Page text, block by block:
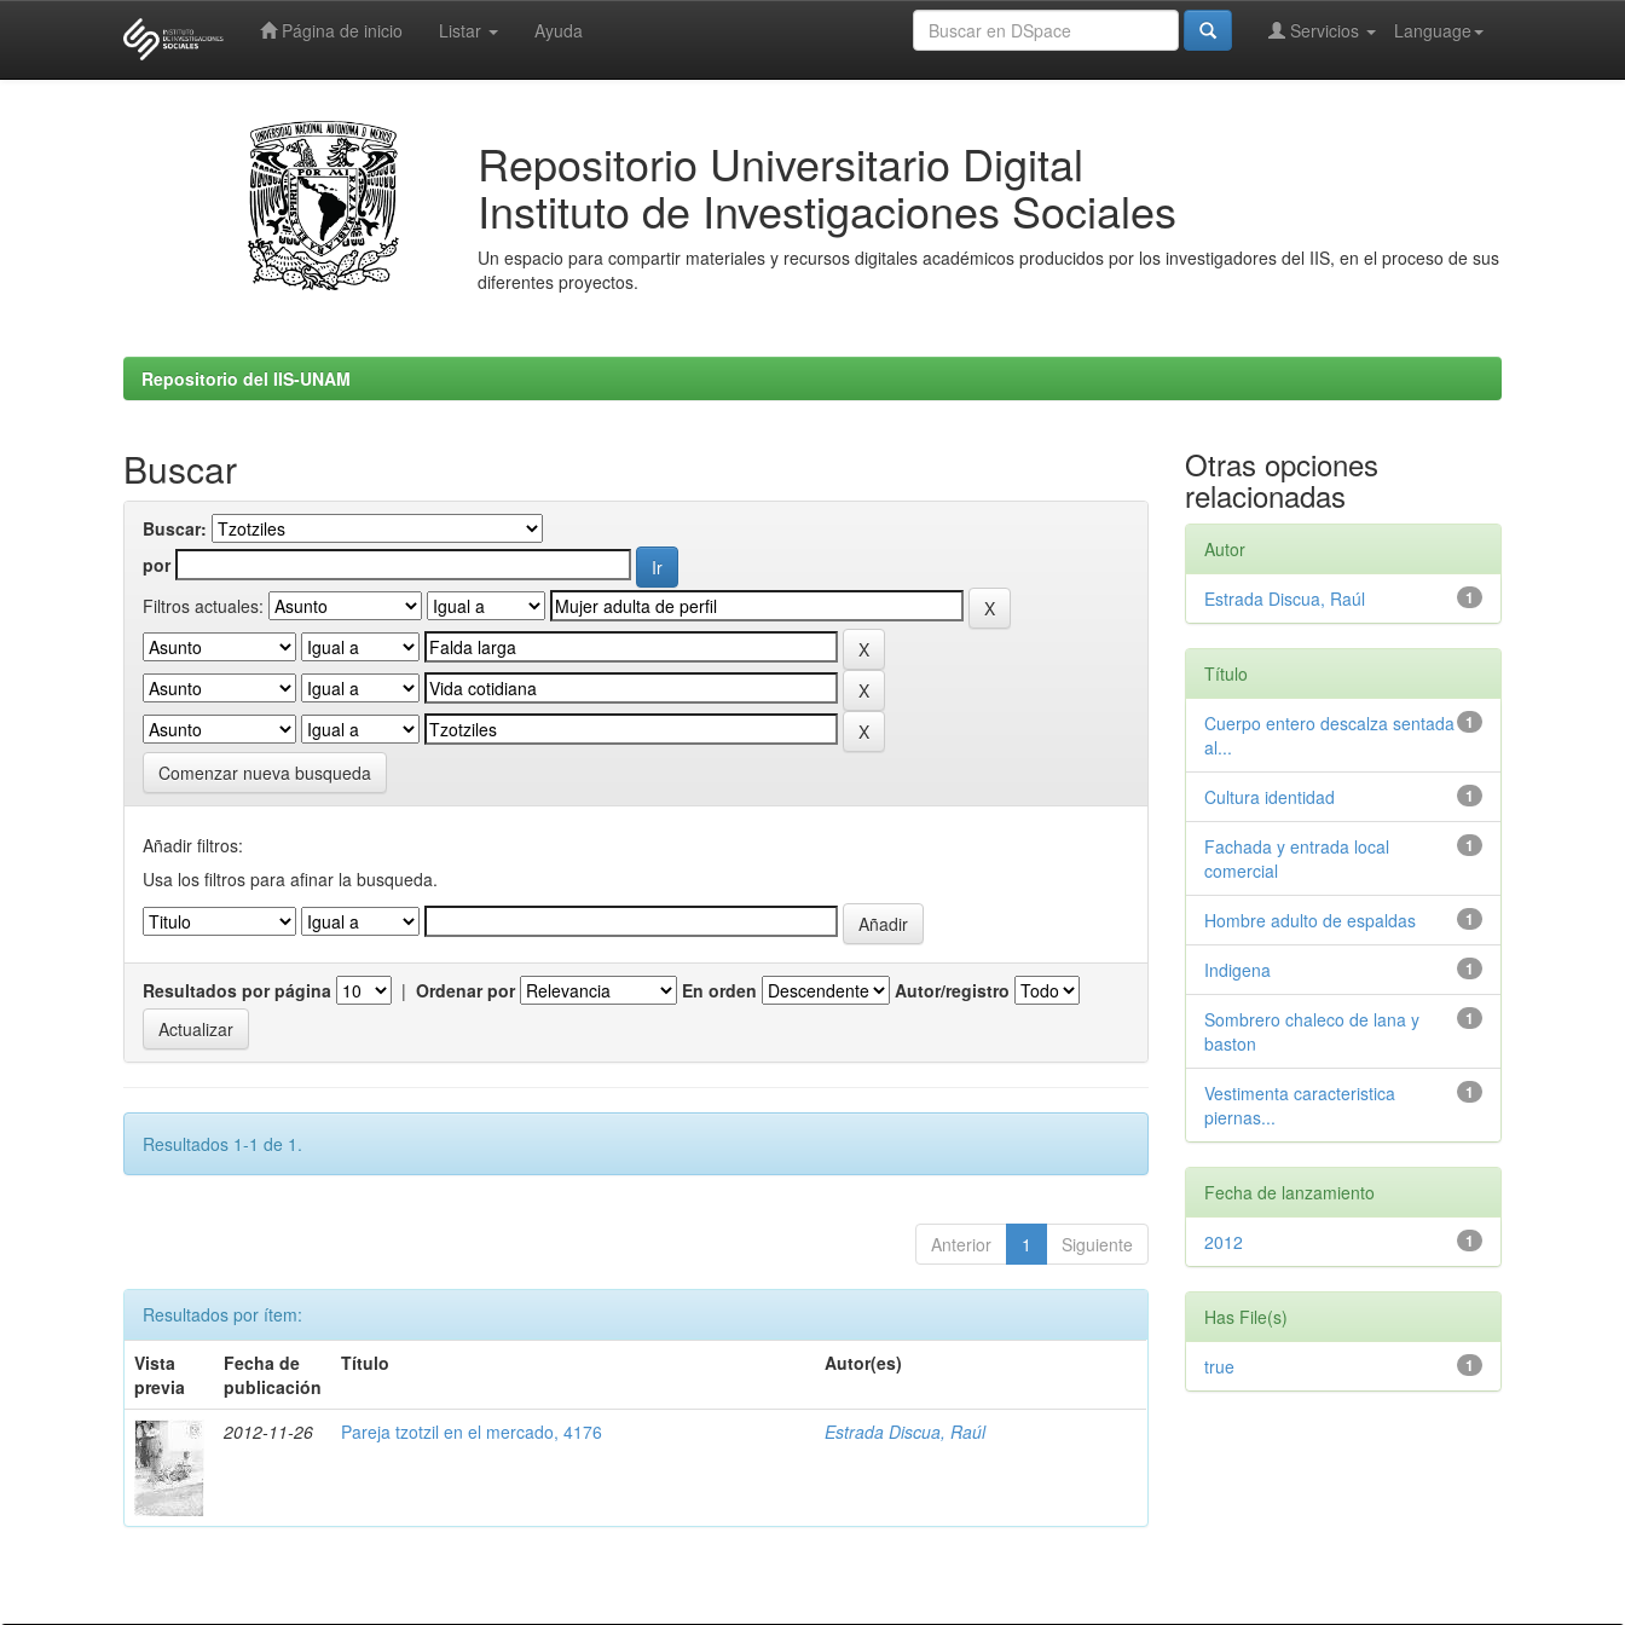
Página de inicio Listar Ayuda Language
Servicios
Repositorio Universitario Digital
Instituto de Investigaciones Sociales
Un espacio para compartir materiales y recursos digitales académicos producidos por los investigadores del IIS, en el proceso de sus
diferentes proyectos.
Repositorio del IIS-UNAM
Buscar
Buscar:
por
Filtros actuales:
Comenzar nueva busqueda
Añadir filtros:
Usa los filtros para afinar la busqueda.
Resultados por página | Ordenar por En orden Autor/registro
Resultados 1-1 de 1.
Anterior 1 Siguiente
Resultados por ítem:
Vista
previa
Fecha de
publicación
Título Autor(es)
2012-11-26 Pareja tzotzil en el mercado, 4176 Estrada Discua, Raúl
Otras opciones
relacionadas
Autor
1
Estrada Discua, Raúl
Título
1
Cuerpo entero descalza sentada
al...
1
Cultura identidad
1
Fachada y entrada local
comercial
1
Hombre adulto de espaldas
1
Indigena
1
Sombrero chaleco de lana y
baston
1
Vestimenta caracteristica
piernas...
Fecha de lanzamiento
1
2012
Has File(s)
1
true